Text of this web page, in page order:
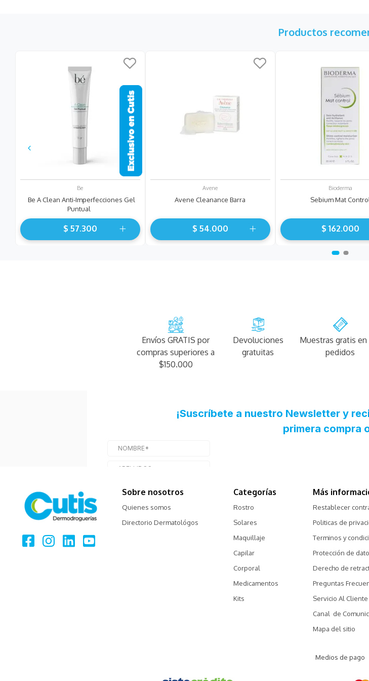
Productos
Be
Be A Clean Anti-Imperfecciones Gel
Puntual
$ 57.300
Avene
Avene Cleanance Barra
$ 54.000
Bioderma
Sebium Mat Control
$ 162.000
Envíos GRATIS por
compras superiores a
$150.000
Devoluciones
gratuitas
Muestras gratis en
pedidos
Sobre nosotros
Quienes somos
Directorio Dermatológos
Categorías
Rostro
Solares
Maquillaje
Capilar
Corporal
Medicamentos
Kits
Más
Restablecer
Politicas de
Terminos y
Protección de
Derecho de
Preguntas
Servicio Al Cliente
Canal  de
Mapa del sitio
Medios de pago